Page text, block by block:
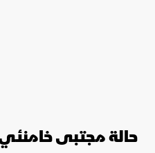
حالة مجتبى